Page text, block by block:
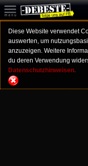
Diese Website verwendet
auswerten, um
anzuzeigen. Weitere
du deren Verwendung
Datenschutzhinweisen.